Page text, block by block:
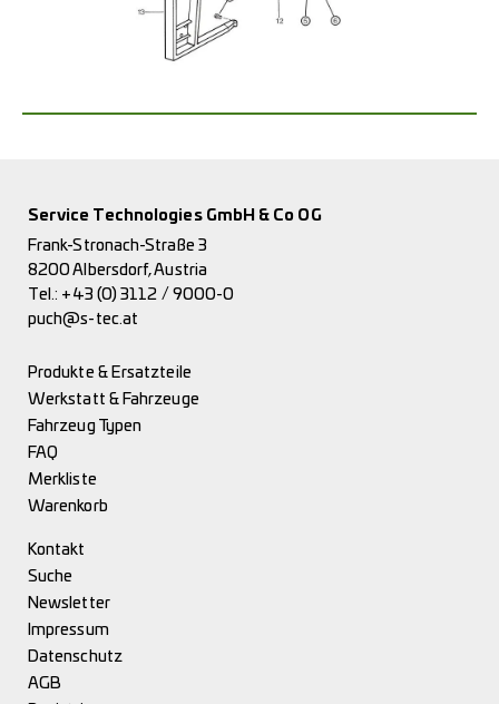
Service Technologies GmbH & Co OG
Frank-Stronach-Straße 3
8200 Albersdorf, Austria
Tel.: +43 (0) 3112 / 9000-0
puch@s-tec.at
Produkte & Ersatzteile
Werkstatt & Fahrzeuge
Fahrzeug Typen
FAQ
Merkliste
Warenkorb
Kontakt
Suche
Newsletter
Impressum
Datenschutz
AGB